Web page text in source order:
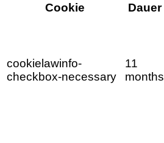
Cookie
Dauer
cookielawinfo-
checkbox-necessary
11
months